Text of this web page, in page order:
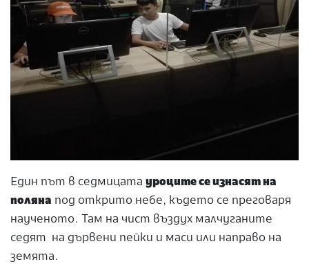
Един път в седмицата уроците се изнасят на
поляна под открито небе, където се преговаря
наученото. Там на чист въздух малчуганите
седят на дървени пейки и маси или направо на
земята.